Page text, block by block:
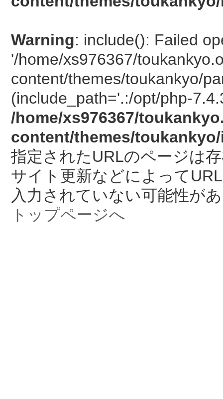
Warning: include(): Failed
'/home/xs976367/
content/themes/toukankyo/
(include_path='.:/opt/php-
/home/xs976367/
content/themes/
指定されたURLのページは
サイト更新などによって
入力されていない可能性が
トップページへ